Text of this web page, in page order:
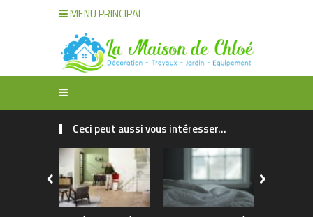
MENU PRINCIPAL
Ceci peut aussi vous intéresser...